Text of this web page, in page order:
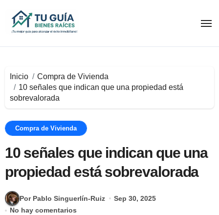
contenido
Inicio
Compra de Vivienda
10 señales que indican que una propiedad está
sobrevalorada
Compra de Vivienda
10 señales que indican que una
propiedad está sobrevalorada
Por Pablo Singuerlín-Ruiz
Sep 30, 2025
No hay comentarios